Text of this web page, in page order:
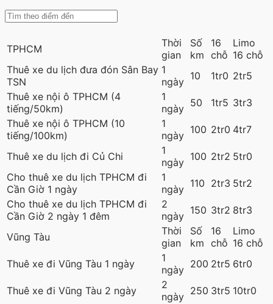
TPHCM
Thời
gian
Số
km
16
chỗ
Limo
16 chỗ
Thuê xe du lịch đưa đón Sân Bay
TSN
1
ngày 10 1tr0 2tr5
Thuê xe nội ô TPHCM (4
tiếng/50km)
1
ngày 50 1tr5 3tr3
Thuê xe nội ô TPHCM (10
tiếng/100km)
1
ngày 100 2tr0 4tr7
Thuê xe du lịch đi Củ Chi
1
ngày 100 2tr2 5tr0
Cho thuê xe du lịch TPHCM đi
Cần Giờ 1 ngày
1
ngày 110 2tr3 5tr2
Cho thuê xe du lịch TPHCM đi
Cần Giờ 2 ngày 1 đêm
2
ngày 150 3tr2 8tr3
Vũng Tàu
Thời
gian
Số
km
16
chỗ
Limo
16 chỗ
Thuê xe đi Vũng Tàu 1 ngày
1
ngày 200 2tr5 6tr0
Thuê xe đi Vũng Tàu 2 ngày
2
ngày 250 3tr5 10tr0